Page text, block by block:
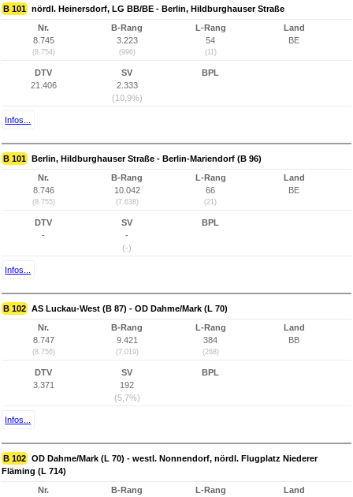
B 101 nördl. Heinersdorf, LG BB/BE - Berlin, Hildburghauser Straße
Nr.
8.745
(8.754)
B-Rang
3.223
(996)
L-Rang
54
(11)
Land
BE
DTV
21.406
SV
2.333
(10,9%)
BPL
Infos...
B 101 Berlin, Hildburghauser Straße - Berlin-Mariendorf (B 96)
Nr.
8.746
(8.755)
B-Rang
10.042
(7.638)
L-Rang
66
(21)
Land
BE
DTV
-
SV
-
(-)
BPL
Infos...
B 102 AS Luckau-West (B 87) - OD Dahme/Mark (L 70)
Nr.
8.747
(8.756)
B-Rang
9.421
(7.019)
L-Rang
384
(268)
Land
BB
DTV
3.371
SV
192
(5,7%)
BPL
Infos...
B 102 OD Dahme/Mark (L 70) - westl. Nonnendorf, nördl. Flugplatz Niederer
Fläming (L 714)
Nr.
B-Rang
L-Rang
Land